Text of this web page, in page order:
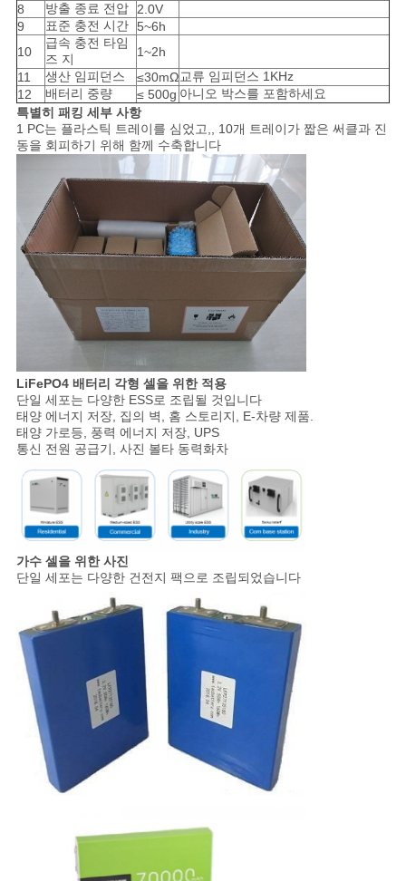
사
이
트
맵
PRIVACY
POLICY
8 방출 종료 전압 2.0V
9
표준 충전 시간 5~6h
10
급속 충전 타임
즈 지
1~2h
11
생산 임피던스 ≤30mΩ교류 임피던스 1KHz
12
배터리 중량 ≤ 500g 아니오 박스를 포함하세요
특별히 패킹 세부 사항
1 PC는 플라스틱 트레이를 심었고,, 10개 트레이가 짧은 써클과 진
동을 회피하기 위해 함께 수축합니다
LiFePO4 배터리 각형 셀을 위한 적용
단일 세포는 다양한 ESS로 조립될 것입니다
태양 에너지 저장, 집의 벽, 홈 스토리지, E-차량 제품.
태양 가로등, 풍력 에너지 저장, UPS
통신 전원 공급기, 사진 볼타 동력화차
가수 셀을 위한 사진
단일 세포는 다양한 건전지 팩으로 조립되었습니다